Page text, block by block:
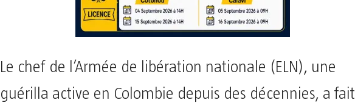
Le chef de l’Armée de libération nationale (ELN), une
guérilla active en Colombie depuis des décennies, a fait